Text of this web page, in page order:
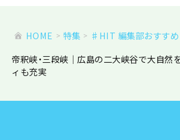
HOME 特集
♯HIT 編集部おすすめ
帝釈峡・三段峡｜広島の二大峡谷で大自然
ィも充実